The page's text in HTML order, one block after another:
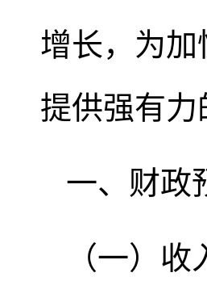
增长，为加
提供强有力
一、财政
（一）